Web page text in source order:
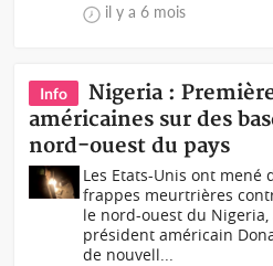
il y a 6 mois
Info
Nigeria :
américaines sur des
nord-ouest du pays
Les Etats-Unis ont mené
frappes meurtrières
le nord-ouest du
président américain
de nouvell...